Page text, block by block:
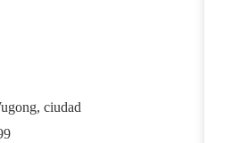
ciudad